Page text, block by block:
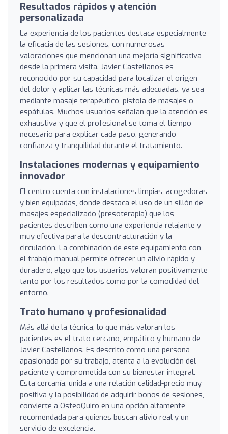
Resultados rápidos y atención
personalizada
La experiencia de los pacientes destaca especialmente
la eficacia de las sesiones, con numerosas
valoraciones que mencionan una mejoría significativa
desde la primera visita. Javier Castellanos es
reconocido por su capacidad para localizar el origen
del dolor y aplicar las técnicas más adecuadas, ya sea
mediante masaje terapéutico, pistola de masajes o
espátulas. Muchos usuarios señalan que la atención es
exhaustiva y que el profesional se toma el tiempo
necesario para explicar cada paso, generando
confianza y tranquilidad durante el tratamiento.
Instalaciones modernas y equipamiento
innovador
El centro cuenta con instalaciones limpias, acogedoras
y bien equipadas, donde destaca el uso de un sillón de
masajes especializado (presoterapia) que los
pacientes describen como una experiencia relajante y
muy efectiva para la descontracturación y la
circulación. La combinación de este equipamiento con
el trabajo manual permite ofrecer un alivio rápido y
duradero, algo que los usuarios valoran positivamente
tanto por los resultados como por la comodidad del
entorno.
Trato humano y profesionalidad
Más allá de la técnica, lo que más valoran los
pacientes es el trato cercano, empático y humano de
Javier Castellanos. Es descrito como una persona
apasionada por su trabajo, atenta a la evolución del
paciente y comprometida con su bienestar integral.
Esta cercanía, unida a una relación calidad-precio muy
positiva y la posibilidad de adquirir bonos de sesiones,
convierte a OsteoQuiro en una opción altamente
recomendada para quienes buscan alivio real y un
servicio de excelencia.